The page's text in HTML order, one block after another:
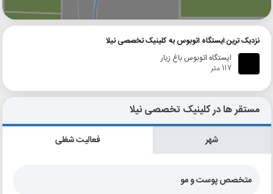
نزدیک ترین ایستگاه اتوبوس به کلینیک تخصصی نیلا
ایستگاه اتوبوس باغ زیار
117 متر
مستقر ها در کلینیک تخصصی نیلا
شهر فعالیت شغلی
متخصص پوست و مو